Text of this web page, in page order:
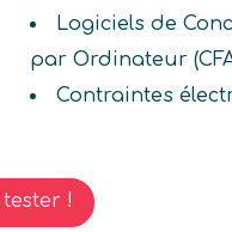
Logiciels de
par Ordinateur
Contraintes
!